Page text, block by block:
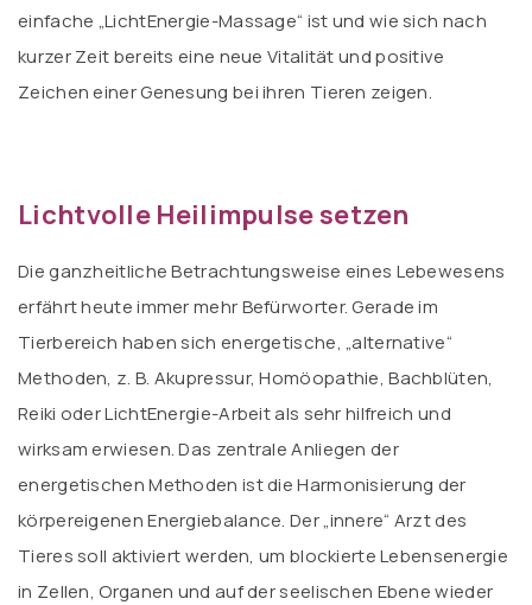
einfache „LichtEnergie-Massage“ ist und wie sich nach
kurzer Zeit bereits eine neue Vitalität und positive
Zeichen einer Genesung bei ihren Tieren zeigen.
Lichtvolle Heilimpulse setzen
Die ganzheitliche Betrachtungsweise eines Lebewesens
erfährt heute immer mehr Befürworter. Gerade im
Tierbereich haben sich energetische, „alternative“
Methoden, z. B. Akupressur, Homöopathie, Bachblüten,
Reiki oder LichtEnergie-Arbeit als sehr hilfreich und
wirksam erwiesen. Das zentrale Anliegen der
energetischen Methoden ist die Harmonisierung der
körpereigenen Energiebalance. Der „innere“ Arzt des
Tieres soll aktiviert werden, um blockierte Lebensenergie
in Zellen, Organen und auf der seelischen Ebene wieder